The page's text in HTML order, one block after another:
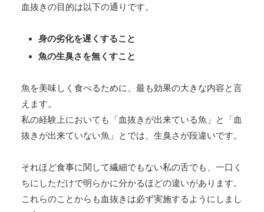
血抜きの目的は以下の通りです。
身の劣化を遅くすること
魚の生臭さを無くすこと
魚を美味しく食べるために、最も効果の大きな内容と言
えます。
私の経験上においても「血抜きが出来ている魚」と「血
抜きが出来ていない魚」とでは、生臭さが段違いです。
それほど食事に関して繊細でもない私の舌でも、一口く
ちにしただけで明らかに分かるほどの違いがあります。
これらのことからも血抜きは必ず実施するようにしまし